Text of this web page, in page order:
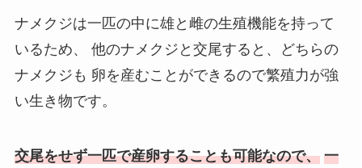
ナメクジは一匹の中に雄と雌の生殖機能を持って
いるため、
他のナメクジと交尾すると、どちらの
ナメクジも 卵を産むことができるので繁殖力が強
い生き物です。
交尾をせず一匹で産卵することも可能なので、 一